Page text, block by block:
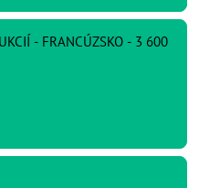
- FRANCÚZSKO - 3 600